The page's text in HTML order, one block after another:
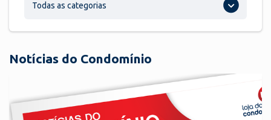
Todas as categorias
Notícias do Condomínio